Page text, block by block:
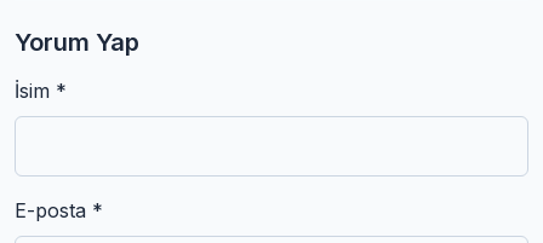
Yorum Yap
İsim *
E-posta *